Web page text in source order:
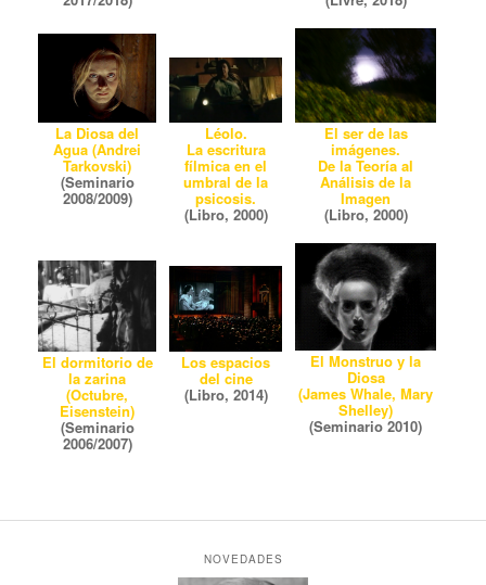
La Diosa del
Agua (Andrei
Tarkovski)
(Seminario
2008/2009)
Léolo.
La escritura
fílmica en el
umbral de la
psicosis.
(Libro, 2000)
El ser de las
imágenes.
De la Teoría al
Análisis de la
Imagen
(Libro, 2000)
El dormitorio de
la zarina
(Octubre,
Eisenstein)
(Seminario
2006/2007)
Los espacios
del cine
(Libro, 2014)
El Monstruo y la
Diosa
(James Whale, Mary
Shelley)
(Seminario 2010)
NOVEDADES